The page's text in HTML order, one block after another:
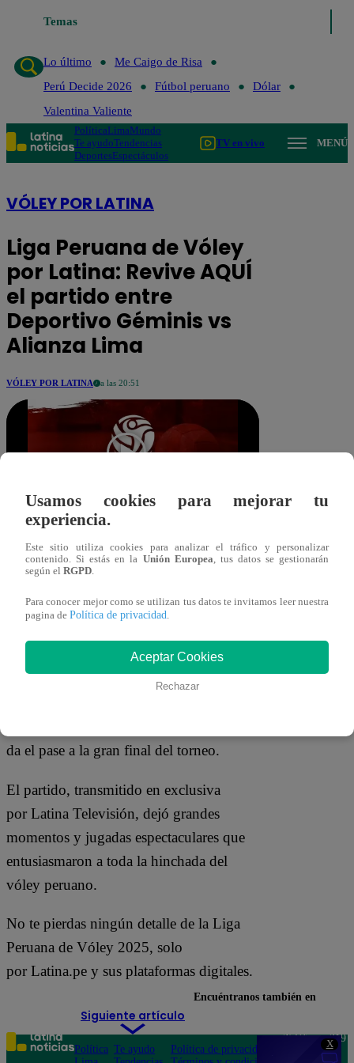
X
Temas
Lo último
Me Caigo de Risa
Perú Decide 2026
Fútbol peruano
Dólar
Valentina Valiente
PolíticaLimaMundo
Te ayudoTendencias
DeportesEspectáculos
TV en vivo MENÚ
VÓLEY POR LATINA
Liga Peruana de Vóley
por Latina: Revive AQUÍ
el partido entre
Deportivo Géminis vs
Alianza Lima
VÓLEY POR LATINA a las 20:51
05 de abril 2026
Compartir
En el partido más importante de la
su superioridad en la cancha y venció 3
sets a 0 a Deportivo Géminis por la
da el pase a la gran final del torneo.
El partido, transmitido en exclusiva
por Latina Televisión, dejó grandes
momentos y jugadas espectaculares que
entusiasmaron a toda la hinchada del
vóley peruano.
No te pierdas ningún detalle de la Liga
Peruana de Vóley 2025, solo
por Latina.pe y sus plataformas digitales.
Siguiente artículo
Usamos cookies para mejorar tu
experiencia.
Este sitio utiliza cookies para analizar el tráfico y personalizar
contenido. Si estás en la Unión Europea, tus datos se gestionarán
según el RGPD.
Para conocer mejor como se utilizan tus datos te invitamos leer nuestra
pagina de Política de privacidad.
Aceptar Cookies
Rechazar
Encuéntranos también en
Política Te ayudo
Política de privacidad
Teléfono: 219